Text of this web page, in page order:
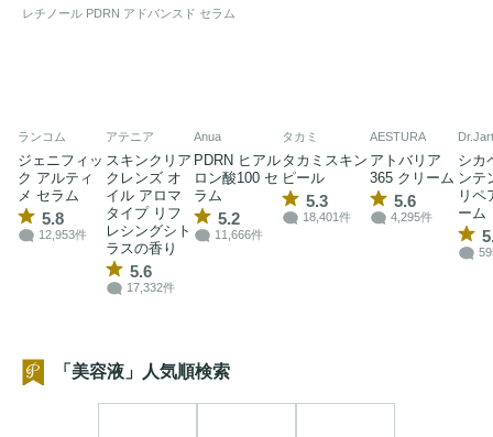
レチノール PDRN アドバンスド セラム
ランコム
ジェニフィッ
ク アルティ
メ セラム
5.8
12,953件
アテニア
スキンクリア
クレンズ オ
イル アロマ
タイプ リフ
レシングシト
ラスの香り
5.6
17,332件
Anua
PDRN ヒアル
ロン酸100 セ
ラム
5.2
11,666件
タカミ
タカミスキン
ピール
5.3
18,401件
AESTURA
アトバリア
365 クリーム
5.6
4,295件
シカ
ンテ
リペ
ーム
「美容液」人気順検索